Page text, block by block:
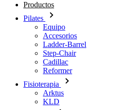
Productos
Pilates
Equipo
Accesorios
Ladder-Barrel
Step-Chair
Cadillac
Reformer
Fisioterapia
Arktus
KLD